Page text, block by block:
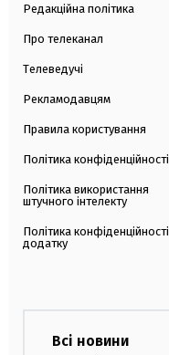
Редакційна політика
Про телеканал
Телеведучі
Рекламодавцям
Правила користування
Політика конфіденційності
Політика використання
штучного інтелекту
Політика конфіденційності
додатку
Всі новини